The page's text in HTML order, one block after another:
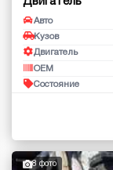
Авто
Кузов
Двигатель
OEM
Состояние
8 фото